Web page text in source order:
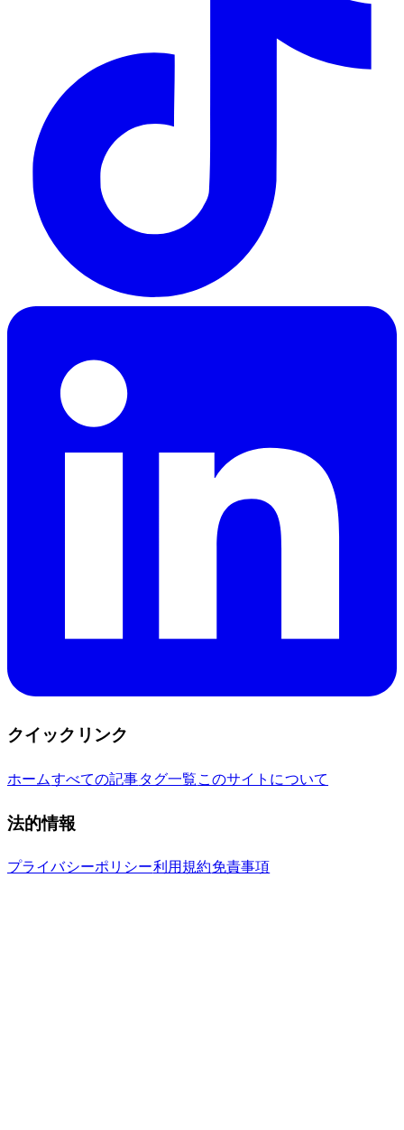
クイックリンク
ホームすべての記事タグ一覧 このサイトについて
法的情報
プライバシーポリシー利用規約免責事項